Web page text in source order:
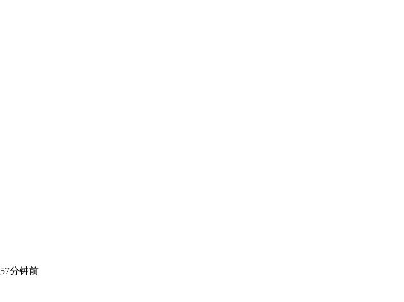
57分钟前